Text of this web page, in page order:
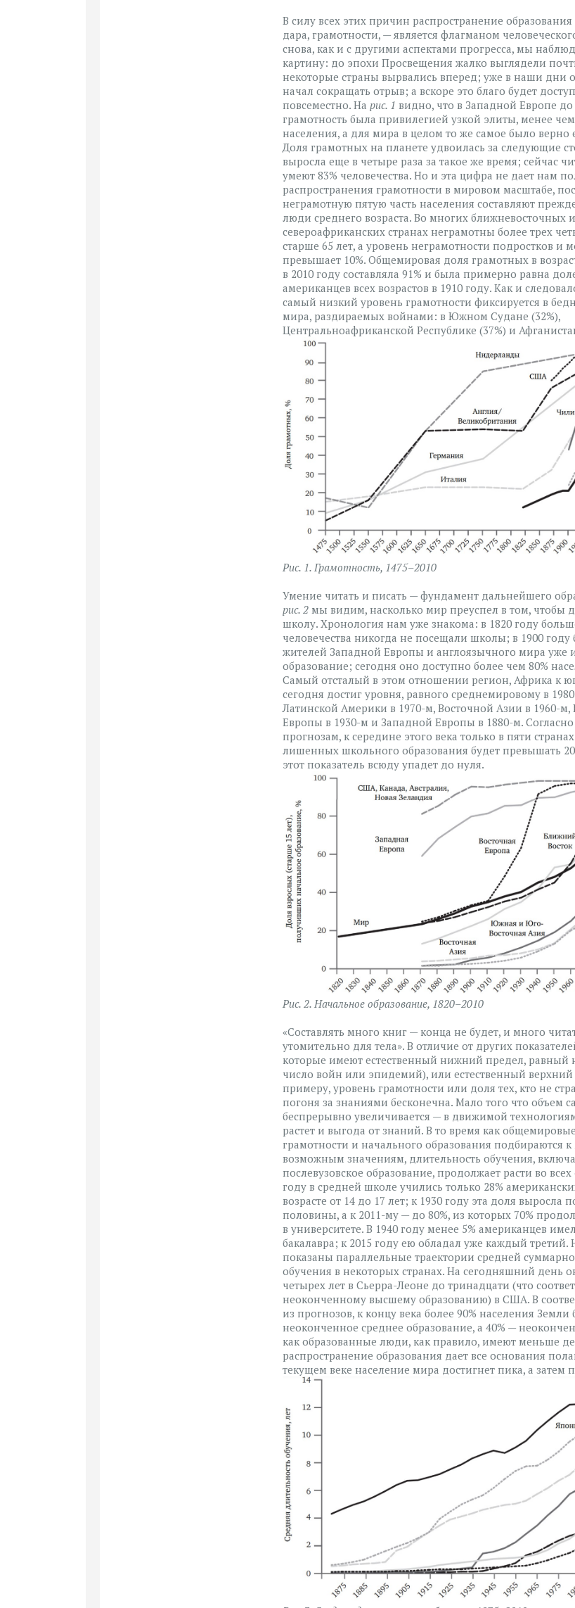
В силу всех этих причин распространение
дара, грамотности, — является флагманом
снова, как и с другими аспектами прогресса, мы
картину: до эпохи Просвещения жалко выглядели
некоторые страны вырвались вперед; уже в наши дни
начал сокращать отрыв; а вскоре это благо будет
повсеместно. На рис. 1 видно, что в Западной Европе до
грамотность была привилегией узкой элиты, менее
населения, а для мира в целом то же самое было верно
Доля грамотных на планете удвоилась за следующие
выросла еще в четыре раза за такое же время; сейчас
умеют 83% человечества. Но и эта цифра не дает нам
распространения грамотности в мировом масштабе,
неграмотную пятую часть населения составляют
люди среднего возраста. Во многих ближневосточных и
североафриканских странах неграмотны более трех
старше 65 лет, а уровень неграмотности подростков и
превышает 10%. Общемировая доля грамотных в
в 2010 году составляла 91% и была примерно равна
американцев всех возрастов в 1910 году. Как и
самый низкий уровень грамотности фиксируется в
мира, раздираемых войнами: в Южном Судане (32%),
Центральноафриканской Республике (37%) и
Рис. 1. Грамотность, 1475–2010
Умение читать и писать — фундамент дальнейшего
рис. 2 мы видим, насколько мир преуспел в том, чтобы
школу. Хронология нам уже знакома: в 1820 году
человечества никогда не посещали школы; в 1900 году
жителей Западной Европы и англоязычного мира уже
образование; сегодня оно доступно более чем 80%
Самый отсталый в этом отношении регион, Африка к
сегодня достиг уровня, равного среднемировому в
Латинской Америки в 1970-м, Восточной Азии в 1960-м,
Европы в 1930-м и Западной Европы в 1880-м.
прогнозам, к середине этого века только в пяти
лишенных школьного образования будет превышать
этот показатель всюду упадет до нуля.
Рис. 2. Начальное образование, 1820–2010
«Составлять много книг — конца не будет, и много
утомительно для тела». В отличие от других
которые имеют естественный нижний предел, равный
число войн или эпидемий), или естественный верхний
примеру, уровень грамотности или доля тех, кто не
погоня за знаниями бесконечна. Мало того что объем
беспрерывно увеличивается — в движимой
растет и выгода от знаний. В то время как
грамотности и начального образования подбираются
возможным значениям, длительность обучения,
послевузовское образование, продолжает расти во всех
году в средней школе учились только 28%
возрасте от 14 до 17 лет; к 1930 году эта доля выросла
половины, а к 2011-му — до 80%, из которых 70%
в университете. В 1940 году менее 5% американцев
бакалавра; к 2015 году ею обладал уже каждый третий.
показаны параллельные траектории средней
обучения в некоторых странах. На сегодняшний день
четырех лет в Сьерра-Леоне до тринадцати (что
неоконченному высшему образованию) в США. В
из прогнозов, к концу века более 90% населения Земли
неоконченное среднее образование, а 40% —
как образованные люди, как правило, имеют меньше
распространение образования дает все основания
текущем веке население мира достигнет пика, а затем